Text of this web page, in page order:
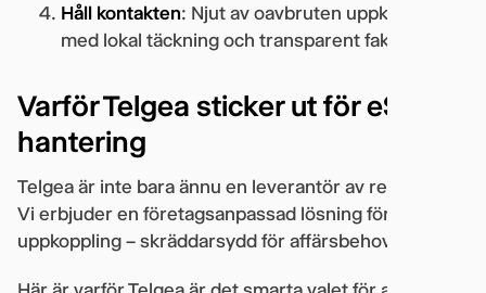
Håll kontakten: Njut av oavbruten uppkoppling
med lokal täckning och transparent fakturering.
Varför Telgea sticker ut för eSIM-
hantering
Telgea är inte bara ännu en leverantör av rese-SIM.
Vi erbjuder en företagsanpassad lösning för global
uppkoppling – skräddarsydd för affärsbehov.